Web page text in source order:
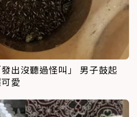
出沒聽過怪叫」 男子鼓起
愛